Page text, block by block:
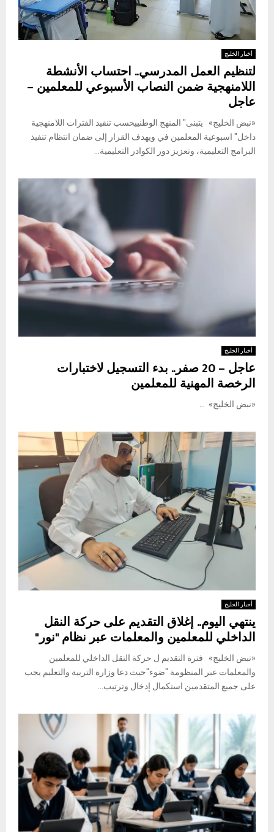
أخبار الخليج
لتنظيم العمل المدرسي.. احتساب الأنشطة
اللامنهجية ضمن النصاب الأسبوعي للمعلمين –
عاجل
«نبض الخليج» يتبنى" المنهج الوطنييحسب تنفيذ الفترات اللامنهجية
داخل" اسبوعية المعلمين في ويهدف القرار إلى ضمان انتظام تنفيذ
البرامج التعليمية، وتعزيز دور الكوادر التعليمية...
أخبار الخليج
عاجل – 20 صفر.. بدء التسجيل لاختبارات
الرخصة المهنية للمعلمين
«نبض الخليج» ...
أخبار الخليج
ينتهي اليوم.. إغلاق التقديم على حركة النقل
الداخلي للمعلمين والمعلمات عبر نظام "نور"
«نبض الخليج» فترة التقديم ل حركة النقل الداخلي للمعلمين
والمعلمات عبر المنظومة "ضوء"حيث دعا وزارة التربية والتعليم يجب
على جميع المتقدمين استكمال إدخال وترتيب...